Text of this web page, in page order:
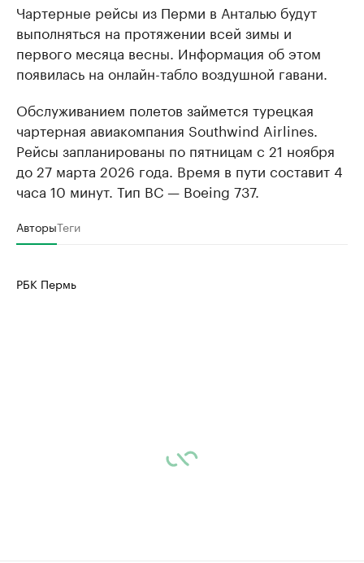
Чартерные рейсы из Перми в Анталью будут
выполняться на протяжении всей зимы и
первого месяца весны. Информация об этом
появилась на онлайн-табло воздушной гавани.
Обслуживанием полетов займется турецкая
чартерная авиакомпания Southwind Airlines.
Рейсы запланированы по пятницам с 21 ноября
до 27 марта 2026 года. Время в пути составит 4
часа 10 минут. Тип ВС — Boeing 737.
АвторыТеги
РБК Пермь